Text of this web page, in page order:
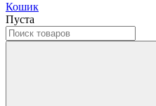
Кошик
Пуста